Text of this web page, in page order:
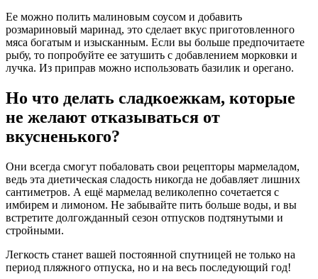
Ее можно полить малиновым соусом и добавить
розмариновый маринад, это сделает вкус приготовленного
мяса богатым и изысканным. Если вы больше предпочитаете
рыбу, то попробуйте ее затушить с добавлением морковки и
лучка. Из приправ можно использовать базилик и орегано.
Но что делать сладкоежкам, которые
не желают отказываться от
вкусненького?
Они всегда смогут побаловать свои рецепторы мармеладом,
ведь эта диетическая сладость никогда не добавляет лишних
сантиметров. А ещё мармелад великолепно сочетается с
имбирем и лимоном. Не забывайте пить больше воды, и вы
встретите долгожданный сезон отпусков подтянутыми и
стройными.
Легкость станет вашей постоянной спутницей не только на
период пляжного отпуска, но и на весь последующий год!